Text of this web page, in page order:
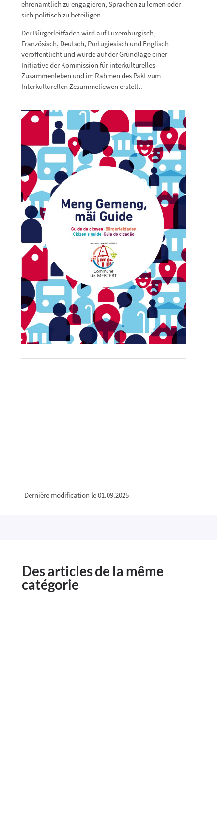
ehrenamtlich zu engagieren, Sprachen zu lernen oder
sich politisch zu beteiligen.
Der Bürgerleitfaden wird auf Luxemburgisch,
Französisch, Deutsch, Portugiesisch und Englisch
veröffentlicht und wurde auf der Grundlage einer
Initiative der Kommission für interkulturelles
Zusammenleben und im Rahmen des Pakt vum
Interkulturellen Zesummeliewen erstellt.
Dernière modification le 01.09.2025
Des articles de la même
catégorie